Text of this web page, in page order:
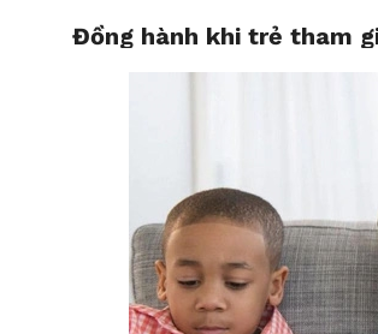
Đồng hành khi trẻ tham